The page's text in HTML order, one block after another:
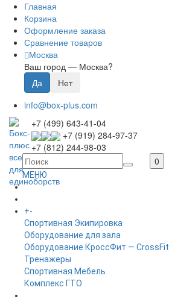
Главная
Корзина
Оформление заказа
Сравнение товаров
Москва
Ваш город — Москва?
info@box-plus.com
+7 (499) 643-41-04
+7 (919) 284-97-37
+7 (812) 244-98-03
0
МЕНЮ
ГЛАВНАЯ
+-
Спортивная Экипировка
Оборудование для зала
Оборудование КроссФит — CrossFit
Тренажеры
Спортивная Мебель
Комплекс ГТО